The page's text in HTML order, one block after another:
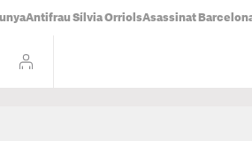
Antifrau Sílvia OrriolsAsassinat